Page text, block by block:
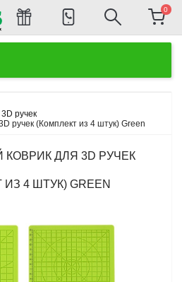
0
ручек
ручек (Комплект из 4 штук) Green
ДЛЯ 3D РУЧЕК
4 ШТУК) GREEN